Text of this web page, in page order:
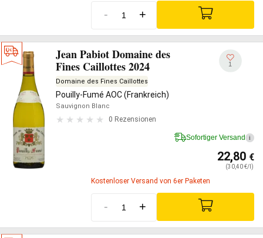
- +
Jean Pabiot Domaine des
Fines Caillottes 2024
Domaine des Fines Caillottes
Pouilly-Fumé AOC (Frankreich)
Sauvignon Blanc
0 Rezensionen
1
Sofortiger Versand i
22,80 €
(30,40 €/l)
Kostenloser Versand von 6er Paketen
- +